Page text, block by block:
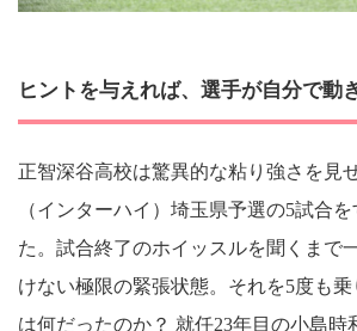
ヒントを与えれば、選手が自分で動
正智深谷高校は驚異的な粘り強さを見
（インターハイ）埼玉県予選の5試合
た。試合終了のホイッスルを聞くまで
けない極限の緊張状態。それを5度も
は何だったのか？ 就任23年目の小島時